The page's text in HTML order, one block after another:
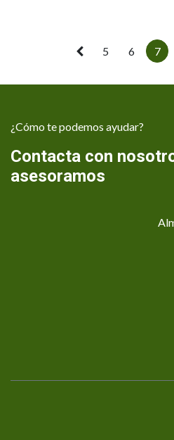
5 6 7
¿Cómo te podemos ayudar?
Contacta con
asesoramos